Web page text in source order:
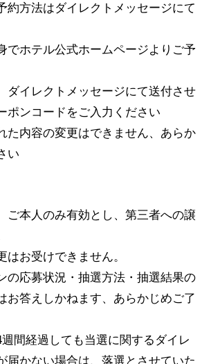
約方法はダイレクトメッセージにて
でホテル公式ホームページよりご予
イレクトメッセージにて送付させ
ポンコードをご入力ください
た内容の変更はできません、あらか
い
ご本人のみ有効とし、第三者への譲
はお受けできません。
の応募状況・抽選方法・抽選結果の
お答えしかねます、あらかじめご了
週間経過しても当選に関するダイレ
届かない場合は、落選とさせていた